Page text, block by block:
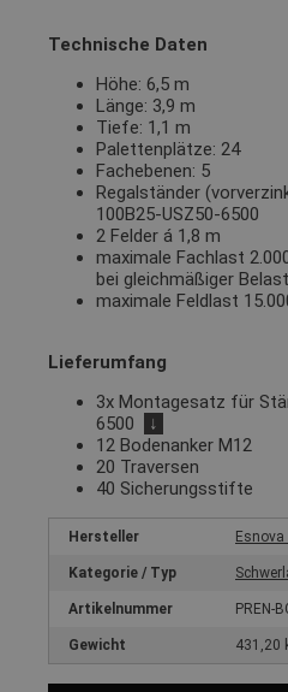
Technische Daten
Höhe: 6,5 m
Länge: 3,9 m
Tiefe: 1,1 m
Palettenplätze: 24
Fachebenen: 5
Regalständer
100B25-USZ50-6500
2 Felder á 1,8 m
maximale Fachlast
bei gleichmäßiger
maximale Feldlast
Lieferumfang
3x Montagesatz für
6500
↓
12 Bodenanker M12
20 Traversen
40 Sicherungsstifte
Hersteller Esnova
Kategorie / Typ
Artikelnummer PREN-
Gewicht 431,20